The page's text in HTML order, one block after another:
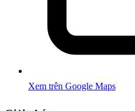
Xem trên Google Maps